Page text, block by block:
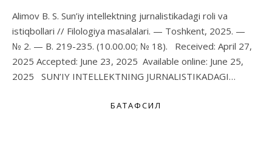
Alimov B. S. Sun’iy intellektning jurnalistikadagi roli va
istiqbollari // Filologiya masalalari. — Toshkent, 2025. —
№ 2. — B. 219-235. (10.00.00; № 18). Received: April 27,
2025 Accepted: June 23, 2025 Available online: June 25,
2025 SUN’IY INTELLEKTNING JURNALISTIKADAGI…
БАТАФСИЛ